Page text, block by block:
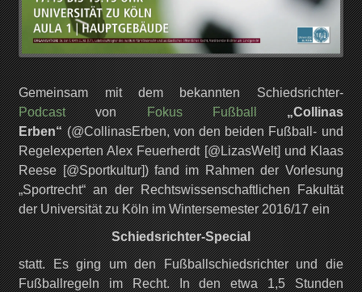
Gemeinsam mit dem bekannten Schiedsrichter-
PodcastvonFokus Fußball
„Collinas
Erben“(@CollinasErben, von den beiden Fußball- und
Regelexperten Alex Feuerherdt [@LizasWelt] und Klaas
Reese [@Sportkultur]) fand im Rahmen der Vorlesung
„Sportrecht“ an der Rechtswissenschaftlichen Fakultät
der Universität zu Köln im Wintersemester 2016/17 ein
Schiedsrichter-Special
statt. Es ging um den Fußballschiedsrichter und die
Fußballregeln im Recht. In den etwa 1,5 Stunden